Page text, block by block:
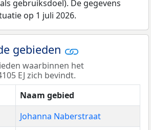
gebruiksdoel). De gegevens
op 1 juli 2026.
gebieden
waarbinnen het
EJ zich bevindt.
Naam gebied
Johanna Naberstraat